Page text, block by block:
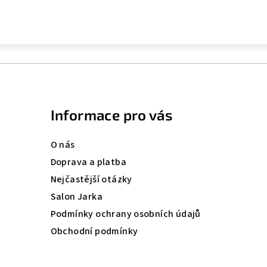
Informace pro vás
O nás
Doprava a platba
Nejčastější otázky
Salon Jarka
Podmínky ochrany osobních údajů
Obchodní podmínky